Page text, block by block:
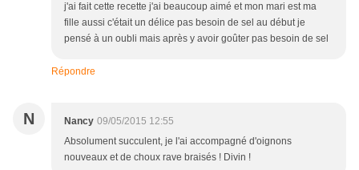
j'ai fait cette recette j'ai beaucoup aimé et mon mari est ma
fille aussi c'était un délice pas besoin de sel au début je
pensé à un oubli mais après y avoir goûter pas besoin de sel
Répondre
N Nancy 09/05/2015 12:55
Absolument succulent, je l'ai accompagné d'oignons
nouveaux et de choux rave braisés ! Divin !